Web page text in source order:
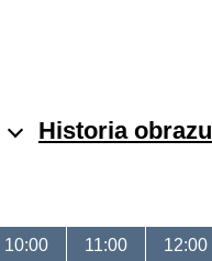
Historia obrazu
10:00 11:00 12:00